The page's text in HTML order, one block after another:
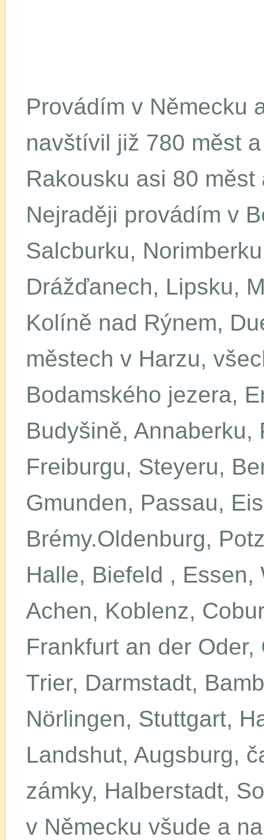
Provádím v Německu
navštívil již 780 měst
Rakousku asi 80
Nejraději provádím v
Salcburku,
Drážďanech, Lipsku,
Kolíně nad Rýnem,
městech v Harzu,
Bodamského jezera,
Budyšině,
Freiburgu, Steyeru,
Gmunden, Passau,
Brémy.Oldenburg,
Halle, Biefeld ,
Achen, Koblenz,
Frankfurt an der
Trier, Darmstadt,
Nörlingen, Stuttgart,
Landshut, Augsburg,
zámky, Halberstadt,
v Německu všude a